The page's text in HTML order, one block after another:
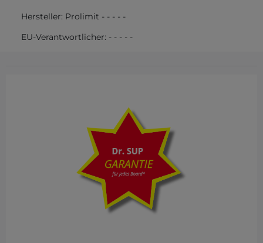
Hersteller: Prolimit - - - - -
EU-Verantwortlicher: - - - - -